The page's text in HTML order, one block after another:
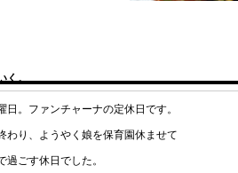
く。
日。ファンチャーナの定休日です。
わり、ようやく娘を保育園休ませて
過ごす休日でした。